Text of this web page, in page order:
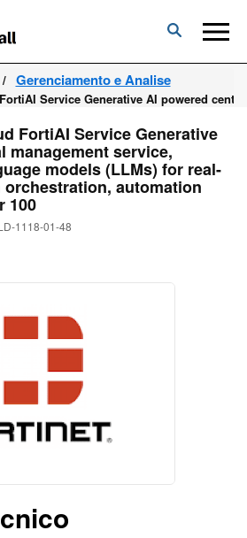
Gerenciamento e Analise
Service Generative AI powered
FortiAI Service Generative
management service,
models (LLMs) for real-
automation
100
1118-01-48